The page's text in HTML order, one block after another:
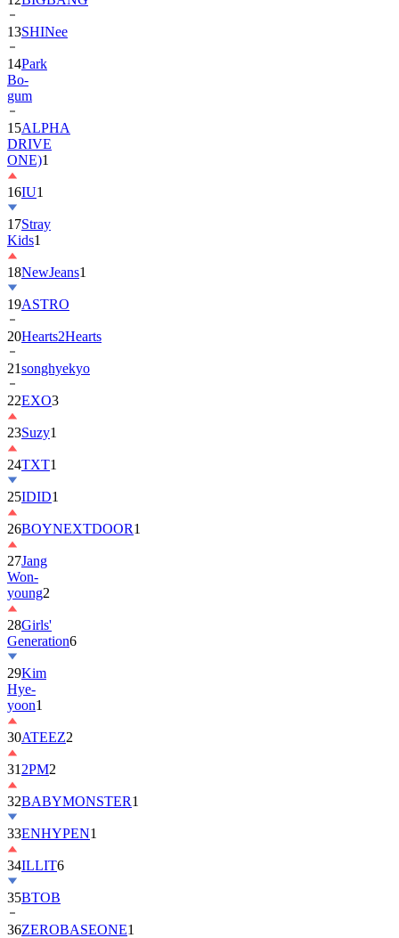
13SHINee
14Park
Bo-
gum
15ALPHA
DRIVE
ONE)1
16IU1
17Stray
Kids1
18NewJeans1
19ASTRO
20Hearts2Hearts
21songhyekyo
22EXO3
23Suzy1
24TXT1
25IDID1
26BOYNEXTDOOR1
27Jang
Won-
young2
28Girls'
Generation6
29Kim
Hye-
yoon1
30ATEEZ2
31 2PM2
32BABYMONSTER1
33ENHYPEN1
34ILLIT6
35BTOB
36ZEROBASEONE1